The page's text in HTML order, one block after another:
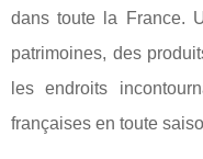
dans toute la France.
patrimoines, des
les endroits
françaises en toute